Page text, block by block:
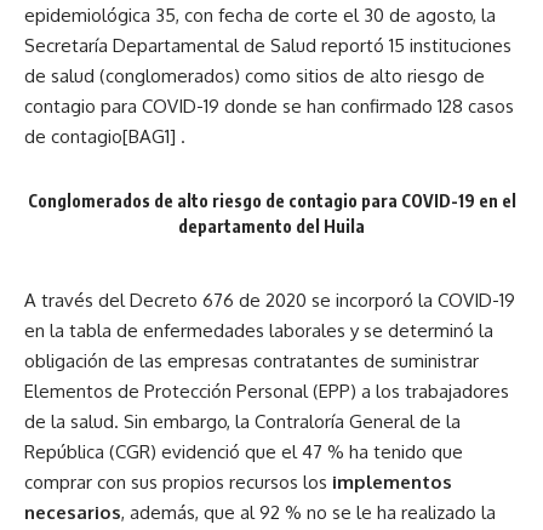
epidemiológica 35, con fecha de corte el 30 de agosto, la
Secretaría Departamental de Salud reportó 15 instituciones
de salud (conglomerados) como sitios de alto riesgo de
contagio para COVID-19 donde se han confirmado 128 casos
de contagio[BAG1] .
Conglomerados de alto riesgo de contagio para COVID-19 en el
departamento del Huila
A través del Decreto 676 de 2020 se incorporó la COVID-19
en la tabla de enfermedades laborales y se determinó la
obligación de las empresas contratantes de suministrar
Elementos de Protección Personal (EPP) a los trabajadores
de la salud. Sin embargo, la Contraloría General de la
República (CGR) evidenció que el 47 % ha tenido que
comprar con sus propios recursos los implementos
necesarios, además, que al 92 % no se le ha realizado la